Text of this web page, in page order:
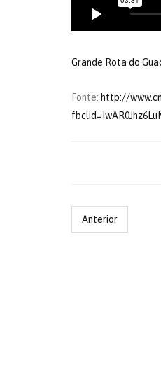
Grande Rota do
Fonte: http://
Anterior